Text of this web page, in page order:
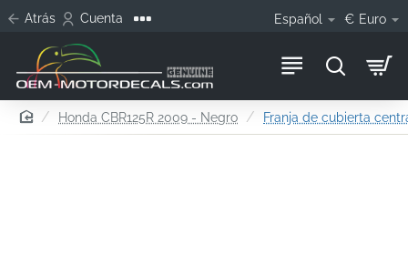
Atrás Cuenta Español € Euro
homeHonda CBR125R 2009 - Negro Franja de cubierta